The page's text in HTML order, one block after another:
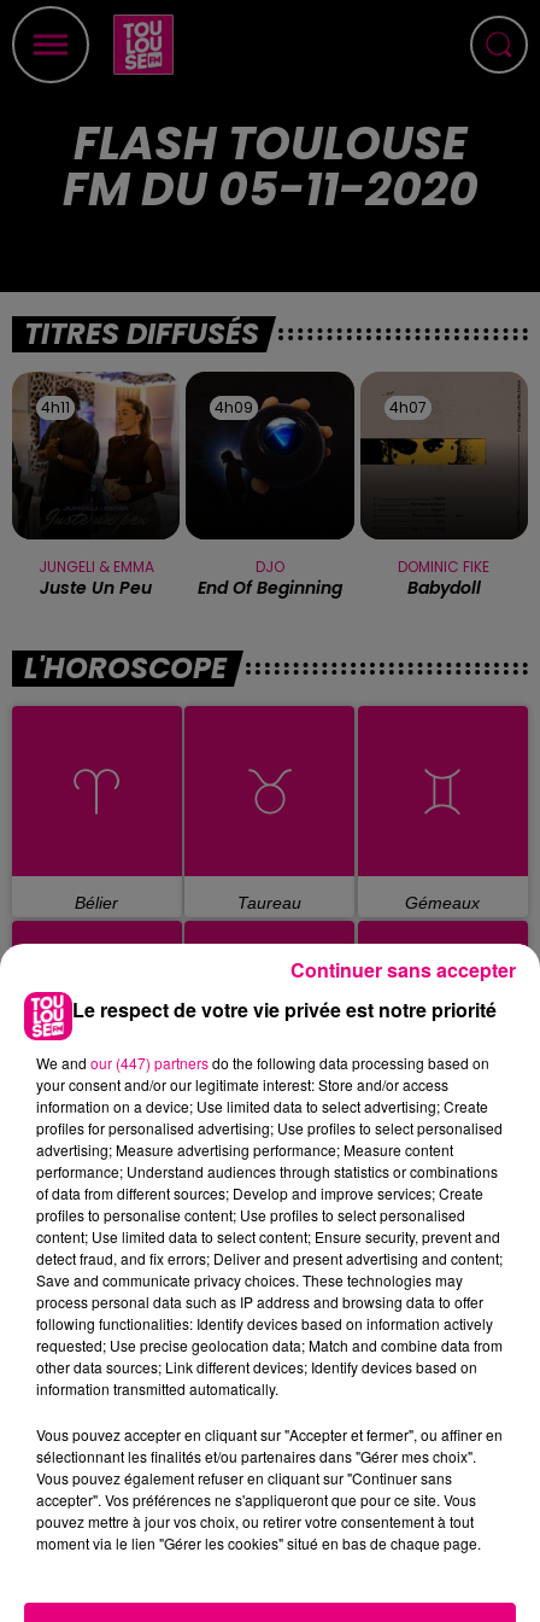
FLASH TOULOUSE
FM DU 05-11-2020
TITRES DIFFUSÉS
4h11
4h11
JUNGELI & EMMA
Juste Un Peu
4h09
4h09
DJO
End Of Beginning
4h07
4h07
DOMINIC FIKE
Babydoll
L'HOROSCOPE
Bélier Taureau Gémeaux
Cancer Lion Vierge
Balance Scorpion Sagittaire
Capricorne Verseau Poissons
Le respect de votre vie privée est notre priorité
We and our (447) partnersdo the following data processing based on
your consent and/or our legitimate interest: Store and/or access
information on a device; Use limited data to select advertising; Create
profiles for personalised advertising; Use profiles to select personalised
advertising; Measure advertising performance; Measure content
performance; Understand audiences through statistics or combinations
of data from different sources; Develop and improve services; Create
profiles to personalise content; Use profiles to select personalised
content; Use limited data to select content; Ensure security, prevent and
detect fraud, and fix errors; Deliver and present advertising and content;
Save and communicate privacy choices. These technologies may
process personal data such as IP address and browsing data to offer
following functionalities: Identify devices based on information actively
requested; Use precise geolocation data; Match and combine data from
other data sources; Link different devices; Identify devices based on
information transmitted automatically.
Vous pouvez accepter en cliquant sur "Accepter et fermer", ou affiner en
sélectionnant les finalités et/ou partenaires dans "Gérer mes choix".
Vous pouvez également refuser en cliquant sur "Continuer sans
accepter". Vos préférences ne s'appliqueront que pour ce site. Vous
pouvez mettre à jour vos choix, ou retirer votre consentement à tout
moment via le lien "Gérer les cookies" situé en bas de chaque page.
Continuer sans accepter